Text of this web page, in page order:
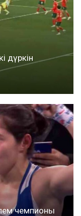
дүркін
чемпионы